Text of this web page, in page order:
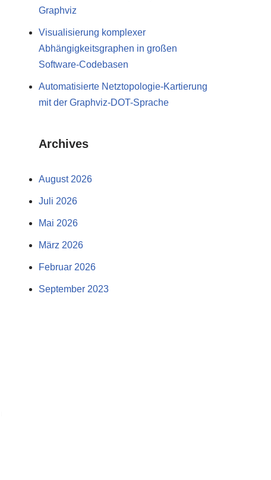
Graphviz
Visualisierung komplexer
Abhängigkeitsgraphen in großen
Software-Codebasen
Automatisierte Netztopologie-Kartierung
mit der Graphviz-DOT-Sprache
Archives
August 2026
Juli 2026
Mai 2026
März 2026
Februar 2026
September 2023